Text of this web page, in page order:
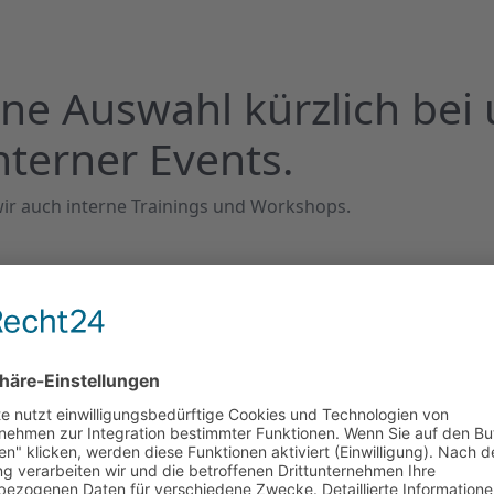
Auswahl kürzlich bei
Events.
auch interne Trainings und Workshops.
uns in der BioContact
diesem Jahr hatten wir
Tag mit Sonne und
gute Stimmung hat das